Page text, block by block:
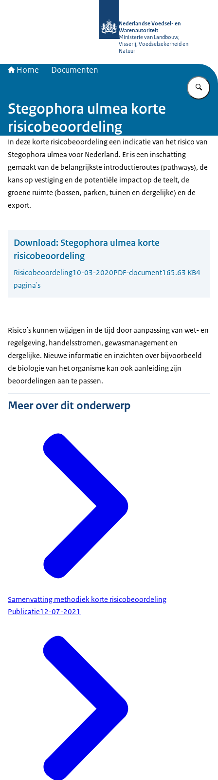
Nederlandse Voedsel- en
Warenautoriteit
Ministerie van Landbouw,
Visserij, Voedselzekerheid en
Natuur
Home Documenten
Stegophora ulmea korte
risicobeoordeling
In deze korte risicobeoordeling een indicatie van het risico van
Stegophora ulmea voor Nederland. Er is een inschatting
gemaakt van de belangrijkste introductieroutes (pathways), de
kans op vestiging en de potentiële impact op de teelt, de
groene ruimte (bossen, parken, tuinen en dergelijke) en de
export.
Download: Stegophora ulmea korte
risicobeoordeling
Risicobeoordeling10-03-2020PDF-document165.63 KB4
pagina's
Risico's kunnen wijzigen in de tijd door aanpassing van wet- en
regelgeving, handelsstromen, gewasmanagement en
dergelijke. Nieuwe informatie en inzichten over bijvoorbeeld
de biologie van het organisme kan ook aanleiding zijn
beoordelingen aan te passen.
Meer over dit onderwerp
Samenvatting methodiek korte risicobeoordeling
Publicatie12-07-2021